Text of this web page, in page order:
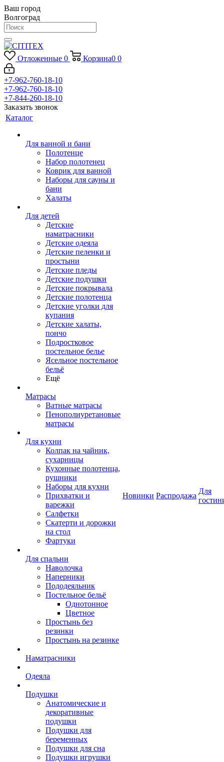
Ваш город
Волгоград
Отложенные 0 Корзина0 0
+7-962-760-18-10
+7-962-760-18-10
+7-844-260-18-10
Заказать звонок
Каталог
Для ванной и бани
Полотенце
Набор полотенец
Коврик для ванной
Наборы для сауны и
бани
Халаты
Для детей
Детские
наматрасники
Детские одеяла
Детские пеленки и
простыни
Детские пледы
Детские подушки
Детские покрывала
Детские полотенца
Детские уголки для
купания
Детские халаты,
пончо
Подростковое
постельное белье
Ясельное постельное
бельё
Ещё
Матрасы
Ватные матрасы
Пенополиуретановые
матрасы
Для кухни
Колпак на чайник,
сухарницы
Кухонные полотенца,
рушники
Наборы для кухни
Прихватки и
варежки
Салфетки
Скатерти и дорожки
на стол
Фартуки
Для спальни
Наволочка
Наперники
Пододеяльник
Постельное бельё
Однотонное
Цветное
Простынь без
резинки
Простынь на резинке
Наматрасники
Одеяла
Подушки
Анатомические и
декоративные
подушки
Подушки для
беременных
Подушки для сна
Подушки игрушки
Новинки Распродажа
Для